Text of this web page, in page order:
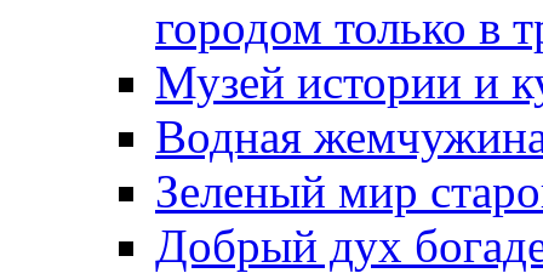
городом только в
Музей истории и
Водная
Зеленый мир
Добрый дух